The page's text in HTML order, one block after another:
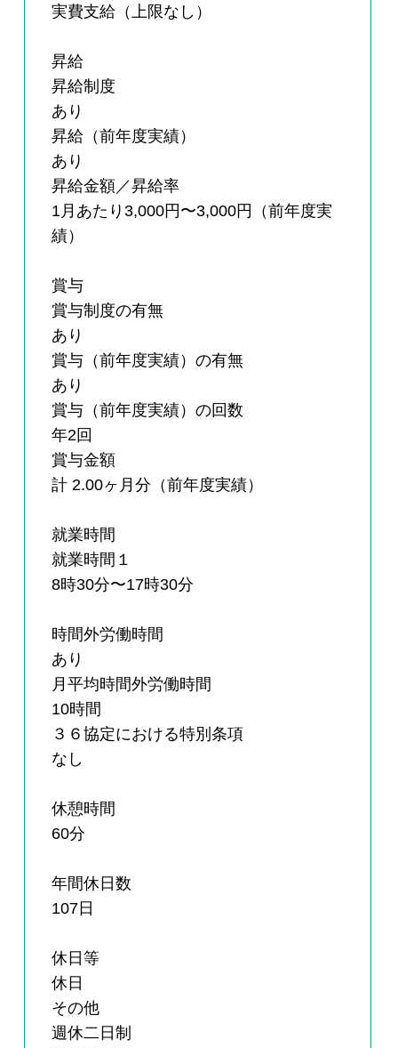
実費支給（上限なし）
昇給
昇給制度
あり
昇給（前年度実績）
あり
昇給金額／昇給率
1月あたり3,000円〜3,000円（前年度実
績）
賞与
賞与制度の有無
あり
賞与（前年度実績）の有無
あり
賞与（前年度実績）の回数
年2回
賞与金額
計 2.00ヶ月分（前年度実績）
就業時間
就業時間１
8時30分〜17時30分
時間外労働時間
あり
月平均時間外労働時間
10時間
３６協定における特別条項
なし
休憩時間
60分
年間休日数
107日
休日等
休日
その他
週休二日制